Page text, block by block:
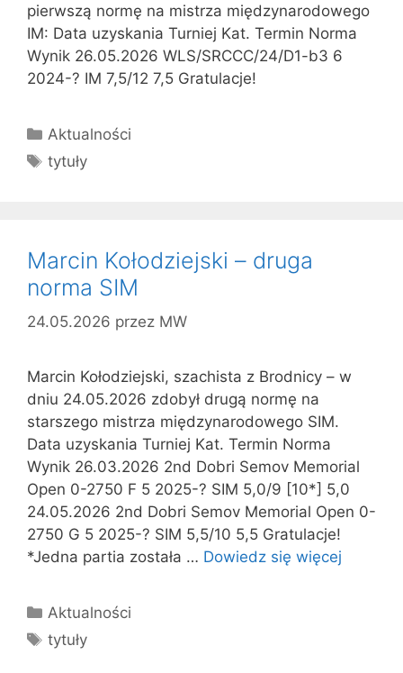
pierwszą normę na mistrza międzynarodowego
IM: Data uzyskania Turniej Kat. Termin Norma
Wynik 26.05.2026 WLS/SRCCC/24/D1-b3 6
2024-? IM 7,5/12 7,5 Gratulacje!
Kategorie
Aktualności
Tagi
tytuły
Marcin Kołodziejski – druga
norma SIM
24.05.2026 przez MW
Marcin Kołodziejski, szachista z Brodnicy – w
dniu 24.05.2026 zdobył drugą normę na
starszego mistrza międzynarodowego SIM.
Data uzyskania Turniej Kat. Termin Norma
Wynik 26.03.2026 2nd Dobri Semov Memorial
Open 0-2750 F 5 2025-? SIM 5,0/9 [10*] 5,0
24.05.2026 2nd Dobri Semov Memorial Open 0-
2750 G 5 2025-? SIM 5,5/10 5,5 Gratulacje!
*Jedna partia została … Dowiedz się więcej
Kategorie
Aktualności
Tagi
tytuły